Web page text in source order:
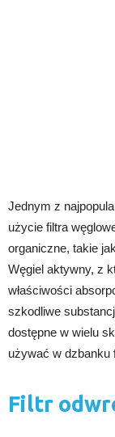
Jednym z
użycie filtra
organiczne, takie
Węgiel aktywny, z
właściwości
szkodliwe
dostępne w wielu
używać w dzbanku
Filtr